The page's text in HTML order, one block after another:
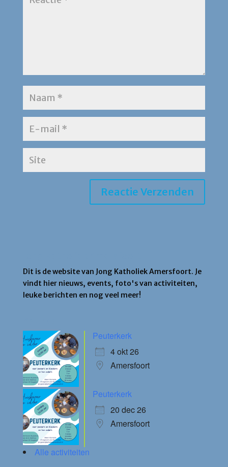
Dit is de website van Jong Katholiek Amersfoort. Je
vindt hier nieuws, events, foto's van activiteiten,
leuke berichten en nog veel meer!
Peuterkerk
4 okt 26
Amersfoort
Peuterkerk
20 dec 26
Amersfoort
Alle activiteiten